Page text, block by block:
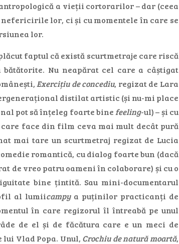
a vieții cortorarilor – dar (ceea
nefericirile lor, ci și cu momentele în care se
lor.
faptul că există scurtmetraje care riscă
Nu neapărat cel care a câștigat
Exercițiu de concediu, regizat de Lara
distilat artistic (și nu-mi place
pot să înțeleg foarte bine feeling-ul) – și cu
face din film ceva mai mult decât pură
mai tare un scurtmetraj regizat de Lucia
romantică, cu dialog foarte bun (dacă
de vreo patru oameni în colaborare) și cu o
bine țintită. Sau mini-documentarul
al lumiicampya puținilor practicanți de
în care regizorul îl întreabă pe unul
de el și de făcătura care e un meci de
Vlad Popa. Unul, Crochiu de natură moartă,